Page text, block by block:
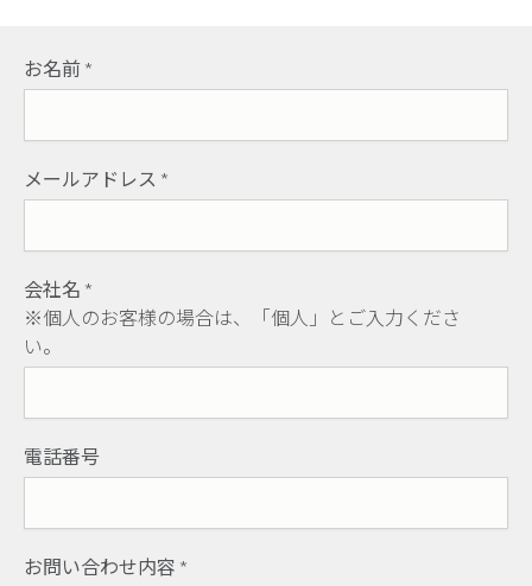
お名前 *
メールアドレス *
会社名 *
※個人のお客様の場合は、「個人」とご入力くださ
い。
電話番号
お問い合わせ内容 *